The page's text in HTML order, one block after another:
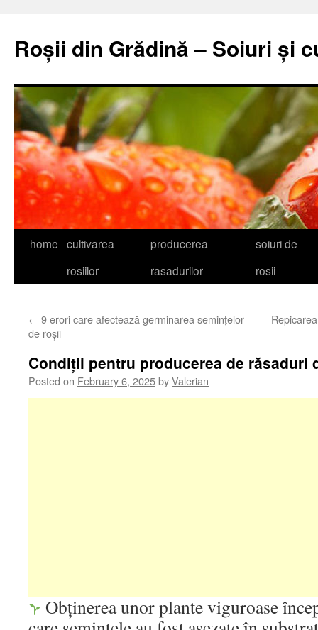
content
Roșii din Grădină – Soiuri și
home cultivarea
rosiilor
producerea
rasadurilor
soiuri de
rosii
← 9 erori care afectează germinarea semințelor
de roșii
Condiții pentru producerea de răsaduri
Posted on February 6, 2025byValerian
Obținerea unor plante viguroase